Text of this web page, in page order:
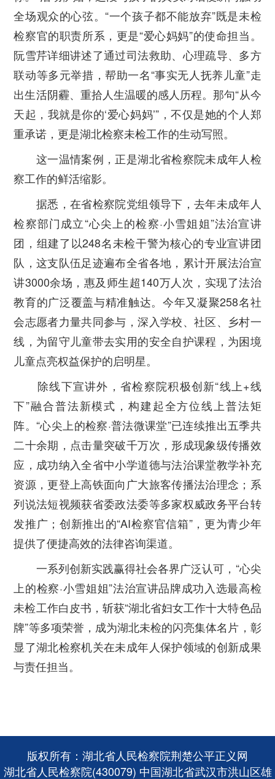
全场观众的心弦。“一个孩子都不能放弃”既是未检
检察官的职责所系，更是“爱心妈妈”的使命担当。
阮雪芹详细讲述了通过司法救助、心理疏导、多方
联动等多元举措，帮助一名“事实无人抚养儿童”走
出生活阴霾、重拾人生温暖的感人历程。那句“从今
天起，我就是你的‘爱心妈妈’”，不仅是她的个人郑
重承诺，更是湖北检察未检工作的生动写照。
这一温情案例，正是湖北省检察院未成年人检
察工作的鲜活缩影。
据悉，在省检察院党组领导下，去年未成年人
检察部门成立“心尖上的检察·小雪姐姐”法治宣讲
团，组建了以248名未检干警为核心的专业宣讲团
队，这支队伍足迹遍布全省各地，累计开展法治宣
讲3000余场，惠及师生超140万人次，实现了法治
教育的广泛覆盖与精准触达。今年又凝聚258名社
会志愿者力量共同参与，深入学校、社区、乡村一
线，为留守儿童带去实用的安全自护课程，为困境
儿童点亮权益保护的启明星。
除线下宣讲外，省检察院积极创新“线上+线
下”融合普法新模式，构建起全方位线上普法矩
阵。“心尖上的检察·普法微课堂”已连续推出五季共
二十余期，点击量突破千万次，形成现象级传播效
应，成功纳入全省中小学道德与法治课堂教学补充
资源，更登上高铁面向广大旅客传播法治理念；系
列说法短视频获省委政法委等多家权威政务平台转
发推广；创新推出的“AI检察官信箱”，更为青少年
提供了便捷高效的法律咨询渠道。
一系列创新实践赢得社会各界广泛认可，“心尖
上的检察·小雪姐姐”法治宣讲品牌成功入选最高检
未检工作白皮书，斩获“湖北省妇女工作十大特色品
牌”等多项荣誉，成为湖北未检的闪亮集体名片，彰
显了湖北检察机关在未成年人保护领域的创新成果
与责任担当。
版权所有：湖北省人民检察院荆楚公平正义网
湖北省人民检察院(430079) 中国湖北省武汉市洪山区雄